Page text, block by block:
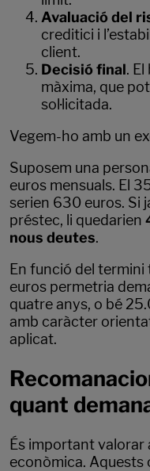
Avaluació del
creditici i
client.
Decisió final.
màxima, que
sol·licitada.
Vegem-ho amb un
Suposem una
euros mensuals. El
serien 630 euros. Si
préstec, li quedarien
nous deutes.
En funció del
euros permetria
quatre anys, o bé
amb caràcter
aplicat.
quant
És important valorar
econòmica. Aquests